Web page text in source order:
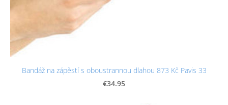
Bandáž na zápěstí s oboustrannou dlahou 873 Kč Pavis 33
€34.95